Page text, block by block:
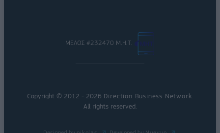
ΜΕΛΟΣ #232470 Μ.Η.Τ.
Copyright © 2012 - 2026 Direction Business Network
All rights reserved.